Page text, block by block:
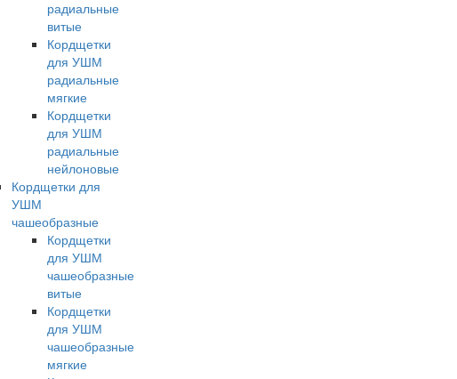
радиальные
витые
Кордщетки
для УШМ
радиальные
мягкие
Кордщетки
для УШМ
радиальные
нейлоновые
Кордщетки для
УШМ
чашеобразные
Кордщетки
для УШМ
чашеобразные
витые
Кордщетки
для УШМ
чашеобразные
мягкие